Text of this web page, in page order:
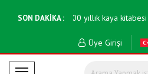
SON DAKİKA :
yatırıldı 600 yıllık kaya kitabesi
Üye Girişi